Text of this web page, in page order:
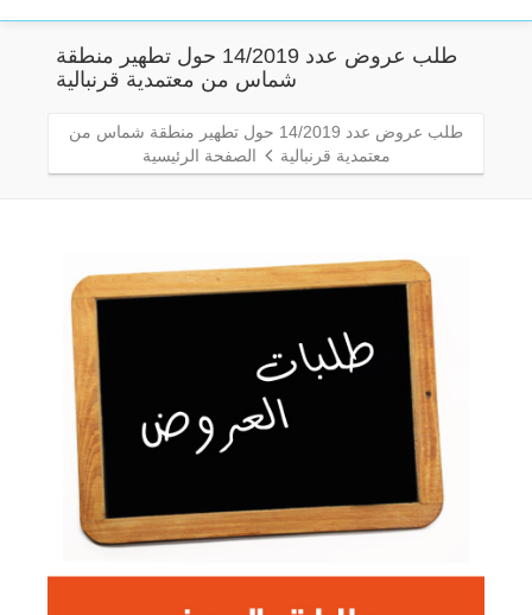
طلب عروض عدد 14/2019 حول تطهير منطقة
شماس من معتمدية قرنبالية
طلب عروض عدد 14/2019 حول تطهير منطقة شماس من
معتمدية قرنبالية
الصفحة الرئيسية